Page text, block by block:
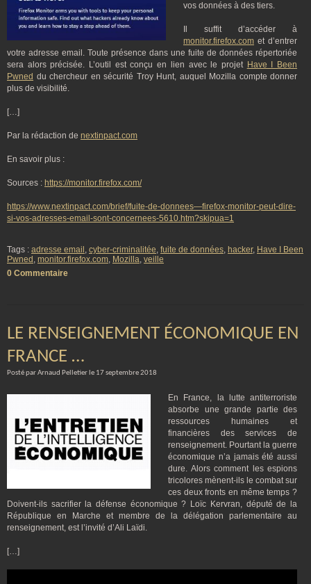
vos données à des tiers.
Il suffit d’accéder à
monitor.firefox.com et d’entrer
votre adresse email. Toute présence dans une fuite de données répertoriée
sera alors précisée. L’outil est conçu en lien avec le projet Have I Been
Pwned du chercheur en sécurité Troy Hunt, auquel Mozilla compte donner
plus de visibilité.
[…]
Par la rédaction de nextinpact.com
En savoir plus :
Sources : https://monitor.firefox.com/
https://www.nextinpact.com/brief/fuite-de-donnees—firefox-monitor-peut-dire-
si-vos-adresses-email-sont-concernees-5610.htm?skipua=1
Tags : adresse email , cyber-criminalitée, fuite de données, hacker, Have I Been
Pwned , monitor.firefox.com, Mozilla, veille
0 Commentaire
LE RENSEIGNEMENT ÉCONOMIQUE EN
FRANCE …
Posté par Arnaud Pelletier le 17 septembre 2018
En France, la lutte antiterroriste
absorbe une grande partie des
ressources humaines et
financières des services de
renseignement. Pourtant la guerre
économique n’a jamais été aussi
dure. Alors comment les espions
tricolores mènent-ils le combat sur
ces deux fronts en même temps ?
Doivent-ils sacrifier la défense économique ? Loïc Kervran, député de la
République en Marche et membre de la délégation parlementaire au
renseignement, est l’invité d’Ali Laïdi.
[…]